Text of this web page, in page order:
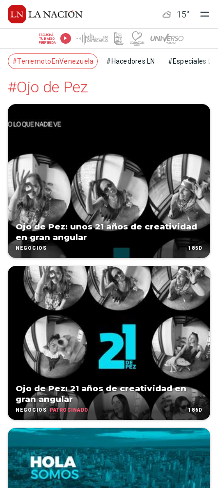
15°
ESCUCHÁ
TU RADIO
PREFERIDA
#TerremotoEnVenezuela #Hacedores LN #Especiales LN
#Ojo de Pez
Ojo de Pez: unos 21 años de creatividad
en gran angular
NEGOCIOS 185D
Ojo de Pez: 21 años de creatividad en
gran angular
NEGOCIOS PATROCINADO 186D